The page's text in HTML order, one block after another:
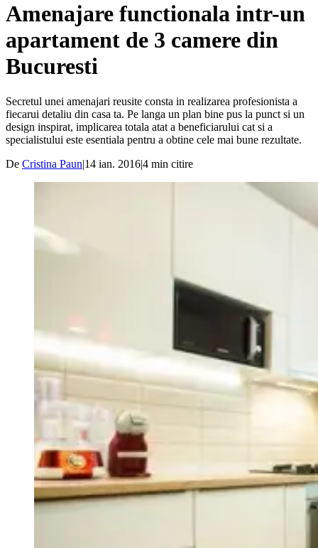
Amenajare functionala intr-un
apartament de 3 camere din
Bucuresti
Secretul unei amenajari reusite consta in realizarea profesionista a
fiecarui detaliu din casa ta. Pe langa un plan bine pus la punct si un
design inspirat, implicarea totala atat a beneficiarului cat si a
specialistului este esentiala pentru a obtine cele mai bune rezultate.
De Cristina Paun|14 ian. 2016|4 min citire